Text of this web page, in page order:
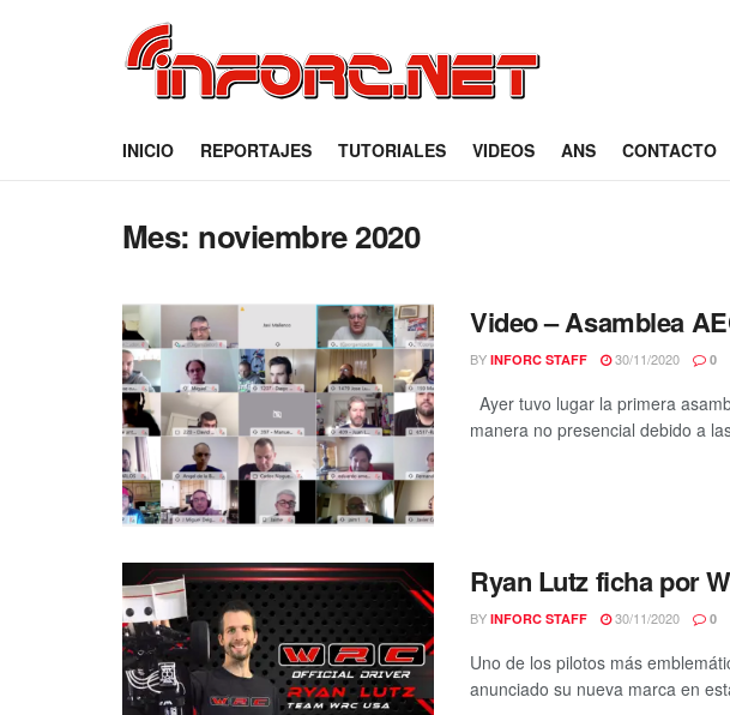
INICIO REPORTAJES TUTORIALES VIDEOS ANS CONTACTO
Mes: noviembre 2020
Video – Asamblea
BY INFORC STAFF 30/11/2020 0
Ayer tuvo lugar la primera
manera no presencial debido a
Ryan Lutz ficha por
BY INFORC STAFF 30/11/2020 0
Uno de los pilotos más
anunciado su nueva marca en